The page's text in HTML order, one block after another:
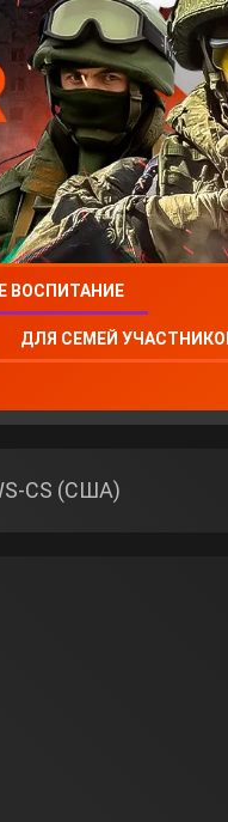
ВОСПИТАНИЕ
ДЛЯ СЕМЕЙ
CS (США)